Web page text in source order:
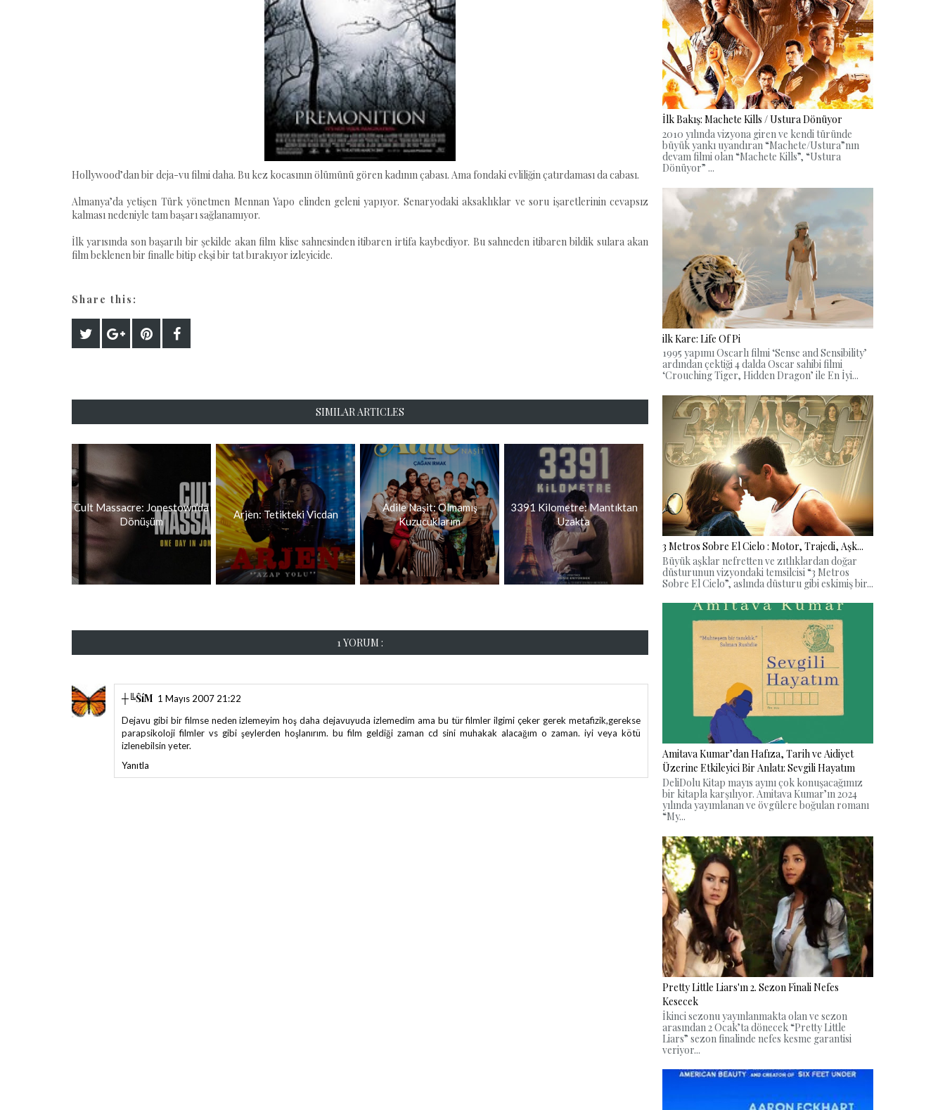
Hollywood’dan bir deja-vu filmi daha. Bu kez kocasının ölümünü gören kadının çabası. Ama fondaki evliliğin çatırdaması da cabası.
Almanya’da yetişen Türk yönetmen Mennan Yapo elinden geleni yapıyor. Senaryodaki aksaklıklar ve soru işaretlerinin cevapsız
kalması nedeniyle tam başarı sağlanamıyor.
İlk yarısında son başarılı bir şekilde akan film klise sahnesinden itibaren irtifa kaybediyor. Bu sahneden itibaren bildik sulara akan
film beklenen bir finalle bitip ekşi bir tat bırakıyor izleyicide.
Share this:
SIMILAR ARTICLES
Cult Massacre: Jonestown’da
Dönüşüm
Arjen: Tetikteki Vicdan
Adile Naşit: Olmamış
Kuzucuklarım
3391 Kilometre: Mantıktan
Uzakta
1 YORUM :
┼‌╚ŜíМ 1 Mayıs 2007 21:22
Dejavu gibi bir filmse neden izlemeyim hoş daha dejavuyuda izlemedim ama bu tür filmler ilgimi çeker gerek metafizik,gerekse
parapsikoloji filmler vs gibi şeylerden hoşlanırım. bu film geldiği zaman cd sini muhakak alacağım o zaman. iyi veya kötü
izlenebilsin yeter.
Yanıtla
İlk Bakış: Machete Kills / Ustura Dönüyor
2010 yılında vizyona giren ve kendi türünde
büyük yankı uyandıran “Machete/Ustura”nın
devam filmi olan “Machete Kills”, “Ustura
Dönüyor” ...
ilk Kare: Life Of Pi
1995 yapımı Oscarlı filmi ‘Sense and Sensibility’
ardından çektiği 4 dalda Oscar sahibi filmi
‘Crouching Tiger, Hidden Dragon’ ile En İyi...
3 Metros Sobre El Cielo : Motor, Trajedi, Aşk...
Büyük aşklar nefretten ve zıtlıklardan doğar
düsturunun vizyondaki temsilcisi “3 Metros
Sobre El Cielo”, aslında düsturu gibi eskimiş bir...
Amitava Kumar’dan Hafıza, Tarih ve Aidiyet
Üzerine Etkileyici Bir Anlatı: Sevgili Hayatım
DeliDolu Kitap mayıs ayını çok konuşacağımız
bir kitapla karşılıyor. Amitava Kumar’ın 2024
yılında yayımlanan ve övgülere boğulan romanı
“My...
Pretty Little Liars'ın 2. Sezon Finali Nefes
Kesecek
İkinci sezonu yayınlanmakta olan ve sezon
arasından 2 Ocak’ta dönecek “Pretty Little
Liars” sezon finalinde nefes kesme garantisi
veriyor...